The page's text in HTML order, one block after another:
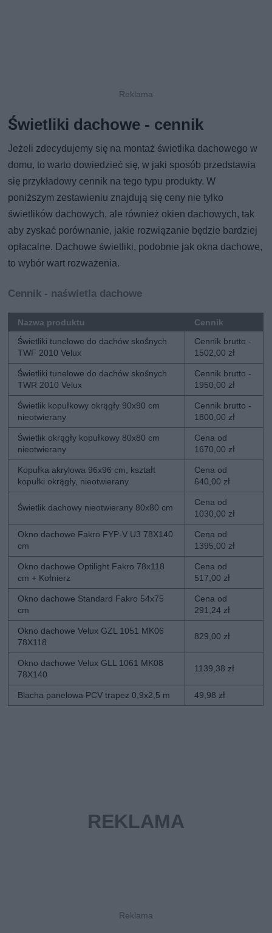
Świetliki dachowe - cennik
Jeżeli zdecydujemy się na montaż świetlika dachowego w
domu, to warto dowiedzieć się, w jaki sposób przedstawia
się przykładowy cennik na tego typu produkty. W
poniższym zestawieniu znajdują się ceny nie tylko
świetlików dachowych, ale również okien dachowych, tak
aby zyskać porównanie, jakie rozwiązanie będzie bardziej
opłacalne. Dachowe świetliki, podobnie jak okna dachowe,
to wybór wart rozważenia.
Cennik - naświetla dachowe
Nazwa produktu
Cennik
Świetliki tunelowe do dachów skośnych
TWF 2010 Velux
Cennik brutto -
1502,00 zł
Świetliki tunelowe do dachów skośnych
TWR 2010 Velux
Cennik brutto -
1950,00 zł
Świetlik kopułkowy okrągły 90x90 cm
nieotwierany
Cennik brutto -
1800,00 zł
Świetlik okrągły kopułkowy 80x80 cm
nieotwierany
Cena od
1670,00 zł
Kopułka akrylowa 96x96 cm, kształt
kopułki okrągły, nieotwierany
Cena od
640,00 zł
Świetlik dachowy nieotwierany 80x80 cm
Cena od
1030,00 zł
Okno dachowe Fakro FYP-V U3 78X140
cm
Cena od
1395,00 zł
Okno dachowe Optilight Fakro 78x118
cm + Kołnierz
Cena od
517,00 zł
Okno dachowe Standard Fakro 54x75
cm
Cena od
291,24 zł
Okno dachowe Velux GZL 1051 MK06
78X118
829,00 zł
Okno dachowe Velux GLL 1061 MK08
78X140
1139,38 zł
Blacha panelowa PCV trapez 0,9x2,5 m 49,98 zł